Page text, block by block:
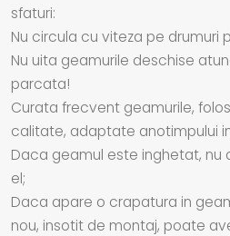
sfaturi:
Nu circula cu viteza pe drumuri
Nu uita geamurile deschise
parcata!
Curata frecvent geamurile,
calitate, adaptate anotimpului
Daca geamul este inghetat,
el;
Daca apare o crapatura in
nou, insotit de montaj, poate